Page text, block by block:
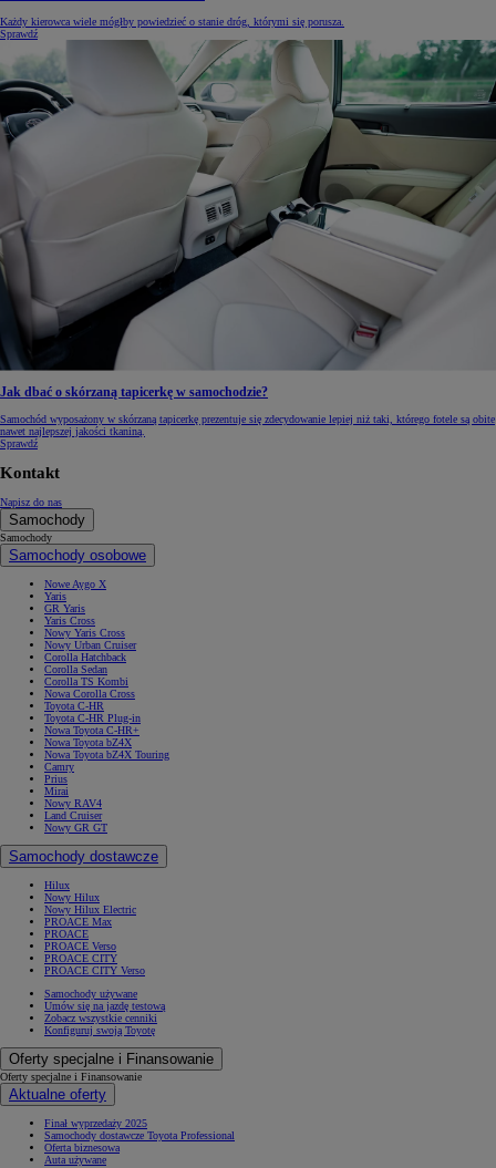
Każdy kierowca wiele mógłby powiedzieć o stanie dróg, którymi się porusza.
Sprawdź
Jak dbać o skórzaną tapicerkę w samochodzie?
Samochód wyposażony w skórzaną tapicerkę prezentuje się zdecydowanie lepiej niż taki, którego fotele są obite
nawet najlepszej jakości tkaniną.
Sprawdź
Kontakt
Napisz do nas
Samochody
Samochody
Samochody osobowe
Nowe Aygo X
Yaris
GR Yaris
Yaris Cross
Nowy Yaris Cross
Nowy Urban Cruiser
Corolla Hatchback
Corolla Sedan
Corolla TS Kombi
Nowa Corolla Cross
Toyota C-HR
Toyota C-HR Plug-in
Nowa Toyota C-HR+
Nowa Toyota bZ4X
Nowa Toyota bZ4X Touring
Camry
Prius
Mirai
Nowy RAV4
Land Cruiser
Nowy GR GT
Samochody dostawcze
Hilux
Nowy Hilux
Nowy Hilux Electric
PROACE Max
PROACE
PROACE Verso
PROACE CITY
PROACE CITY Verso
Samochody używane
Umów się na jazdę testową
Zobacz wszystkie cenniki
Konfiguruj swoją Toyotę
Oferty specjalne i Finansowanie
Oferty specjalne i Finansowanie
Aktualne oferty
Finał wyprzedaży 2025
Samochody dostawcze Toyota Professional
Oferta biznesowa
Auta używane